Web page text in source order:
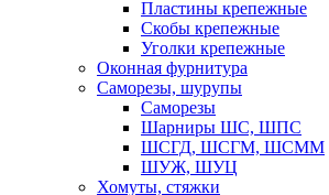
Пластины крепежные
Скобы крепежные
Уголки крепежные
Оконная фурнитура
Саморезы, шурупы
Саморезы
Шарниры ШС, ШПС
ШСГД, ШСГМ, ШСММ
ШУЖ, ШУЦ
Хомуты, стяжки